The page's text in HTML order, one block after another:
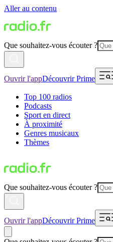
Aller au contenu
Que souhaitez-vous écouter ?
Ouvrir l'appDécouvrir Prime
Top 100 radios
Podcasts
Sport en direct
À proximité
Genres musicaux
Thèmes
Que souhaitez-vous écouter ?
Ouvrir l'appDécouvrir Prime